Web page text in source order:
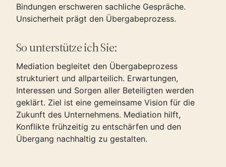
Bindungen erschweren sachliche Gespräche.
Unsicherheit prägt den Übergabeprozess.
So unterstütze ich Sie:
Mediation begleitet den Übergabeprozess
strukturiert und allparteilich. Erwartungen,
Interessen und Sorgen aller Beteiligten werden
geklärt. Ziel ist eine gemeinsame Vision für die
Zukunft des Unternehmens. Mediation hilft,
Konflikte frühzeitig zu entschärfen und den
Übergang nachhaltig zu gestalten.